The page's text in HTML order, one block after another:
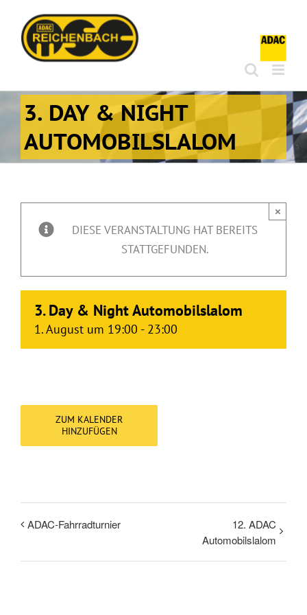
Inhalt
springen
3. DAY & NIGHT
AUTOMOBILSLALOM
DIESE VERANSTALTUNG HAT BEREITS
STATTGEFUNDEN.
×
3. Day & Night Automobilslalom
1. August um 19:00 - 23:00
ZUM KALENDER
HINZUFÜGEN
ADAC-Fahrradturnier
12. ADAC
Automobilslalom